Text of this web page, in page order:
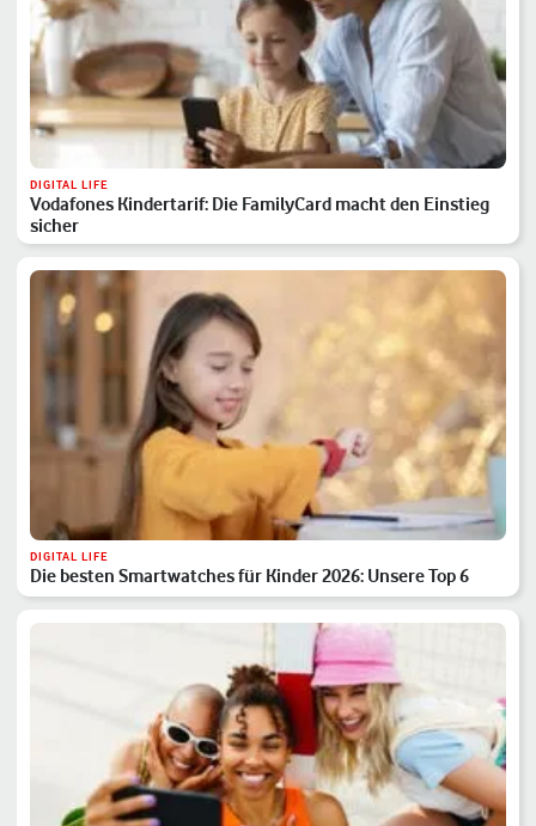
DIGITAL LIFE
Vodafones Kindertarif: Die FamilyCard macht den Einstieg
sicher
DIGITAL LIFE
Die besten Smartwatches für Kinder 2026: Unsere Top 6